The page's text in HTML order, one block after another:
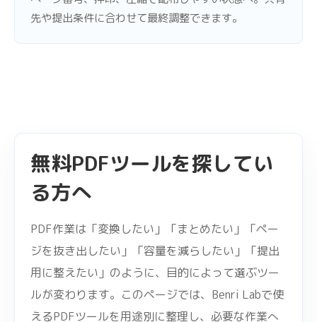
先や提出条件に合わせて最終調整できます。
無料PDFツールを探してい
る方へ
PDF作業は「変換したい」「まとめたい」「ペー
ジを抜き出したい」「容量を減らしたい」「提出
用に整えたい」のように、目的によって選ぶツー
ルが変わります。このページでは、Benri Labで使
えるPDFツールを用途別に整理し、必要な作業へ